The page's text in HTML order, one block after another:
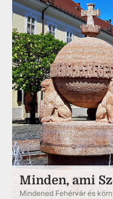
Minden, ami
Mindened Fehérvár és